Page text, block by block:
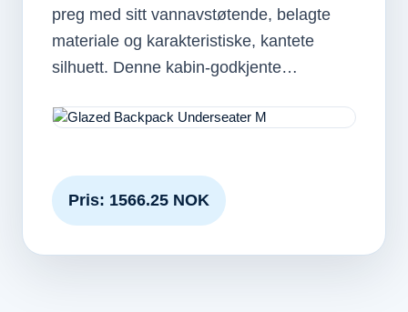
preg med sitt vannavstøtende, belagte
materiale og karakteristiske, kantete
silhuett. Denne kabin-godkjente…
Pris: 1566.25 NOK